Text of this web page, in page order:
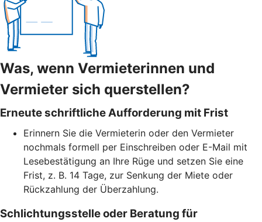
Was, wenn Vermieterinnen und
Vermieter sich querstellen?
Erneute schriftliche Aufforderung mit Frist
Erinnern Sie die Vermieterin oder den Vermieter
nochmals formell per Einschreiben oder E-Mail mit
Lesebestätigung an Ihre Rüge und setzen Sie eine
Frist, z. B. 14 Tage, zur Senkung der Miete oder
Rückzahlung der Überzahlung.
Schlichtungsstelle oder Beratung für